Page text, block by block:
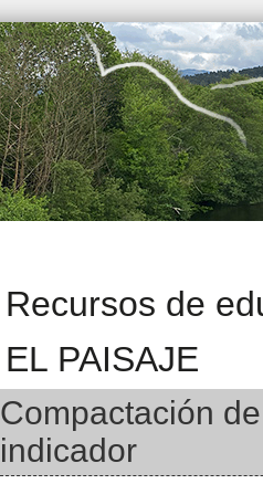
Recursos de
EL PAISAJE
Compactación
indicador